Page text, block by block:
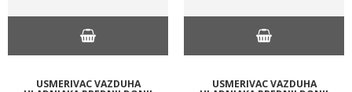
USMERIVAC VAZDUHA USMERIVAC VAZDUHA